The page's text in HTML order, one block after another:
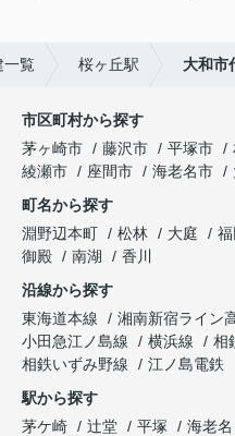
一覧 桜ヶ丘駅 大和
市区町村から探す
茅ヶ崎市
藤沢市 平塚市
綾瀬市
座間市 海老名市
町名から探す
淵野辺本町
松林 大庭 福
御殿
南湖
香川
沿線から探す
東海道本線
湘南新宿ライン
小田急江ノ島線
横浜線 相
相鉄いずみ野線
江ノ島電鉄
駅から探す
茅ケ崎
辻堂 平塚 海老名